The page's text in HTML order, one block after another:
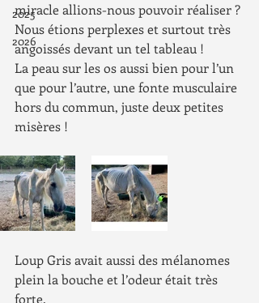
2025
2026
miracle allions-nous pouvoir réaliser ?
Nous étions perplexes et surtout très
angoissés devant un tel tableau !
La peau sur les os aussi bien pour l’un
que pour l’autre, une fonte musculaire
hors du commun, juste deux petites
misères !
Loup Gris avait aussi des mélanomes
plein la bouche et l’odeur était très
forte.